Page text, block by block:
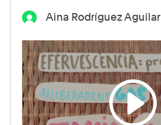
Aina Rodríguez Aguilar